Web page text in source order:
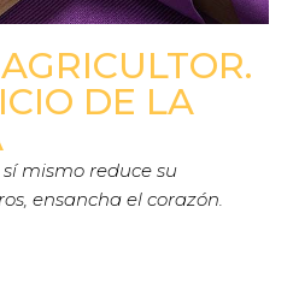
DE LA
mismo reduce su
ensancha el corazón.